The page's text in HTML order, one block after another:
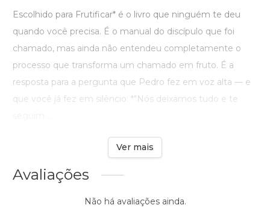
Escolhido para Frutificar* é o livro que ninguém te deu
quando você precisa. É o manual do discípulo que foi
chamado, mas ainda não entendeu completamente o
processo que transforma um chamado em fruto. É a
resposta para a pergunta que Pedro fez em voz alta — e
que você já fez em silêncio: *"Nós deixamos tudo e te
Ver mais
Avaliações
Não há avaliações ainda.